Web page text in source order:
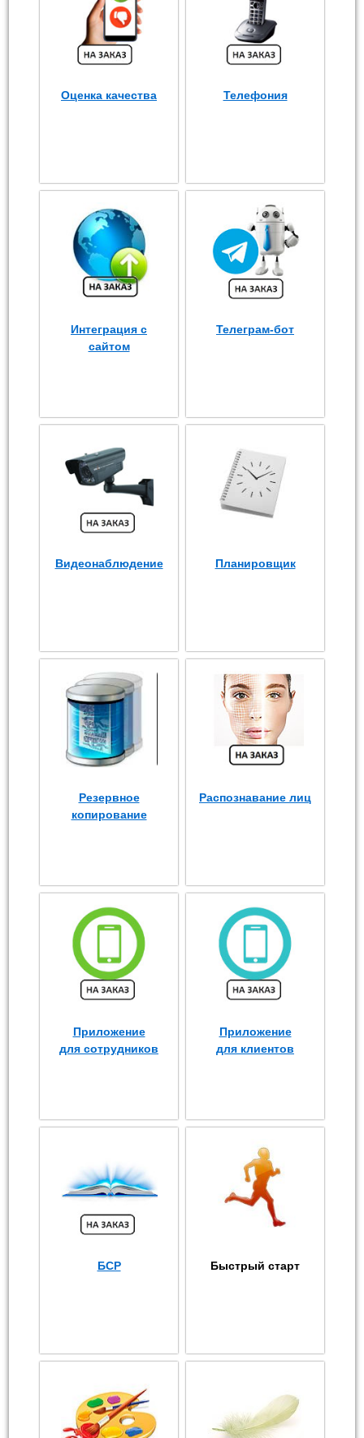
Оценка качества Телефония
Интеграция с
сайтом
Телеграм-бот
Видеонаблюдение Планировщик
Резервное
копирование
Распознавание лиц
Приложение
для сотрудников
Приложение
для клиентов
БСР Быстрый старт